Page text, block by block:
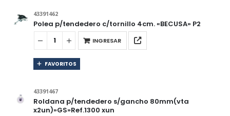
43391462
Polea p/tendedero c/tornillo 4cm. «BECUSA» P2
INGRESAR
FAVORITOS
43391467
Roldana p/tendedero s/gancho 80mm(vta
x2un)»GS»Ref.1300 xun